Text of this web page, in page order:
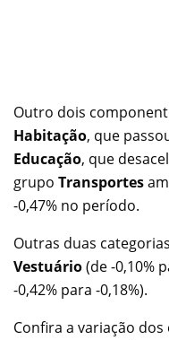
Outro dois
Habitação, que
Educação, que
grupo Transportes
-0,47% no período.
Outras duas
Vestuário(de -0,10%
-0,42% para -0,18%).
Confira a variação